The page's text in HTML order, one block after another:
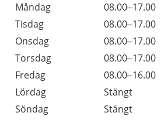
Dag
Öppettider
Kommentarer
Måndag
08.00–17.00
Tisdag
08.00–17.00
Onsdag
08.00–17.00
Torsdag
08.00–17.00
Fredag
08.00–16.00
Lördag
Stängt
Söndag
Stängt